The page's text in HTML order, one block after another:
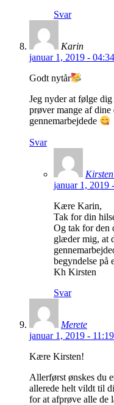
Svar
Karin
januar 1, 2019 -
Godt nytår
Jeg nyder at følge
prøver mange af
gennemarbejdede
Svar
januar 1, 2019
Kære Karin,
Tak for din
Og tak for den
glæder mig, at
begyndelse på
Kh Kirsten
Svar
Merete
januar 1, 2019 -
Kære Kirsten!
Allerførst ønskes du
allerede helt vildt til
for at afprøve alle de